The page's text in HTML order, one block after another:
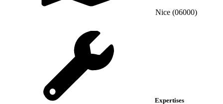
Nice (06000)
Expertises